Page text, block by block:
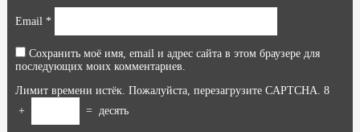
Email *
Сохранить моё имя, email и адрес сайта в этом браузере для
последующих моих комментариев.
Лимит времени истёк. Пожалуйста, перезагрузите CAPTCHA. 8
+
= десять